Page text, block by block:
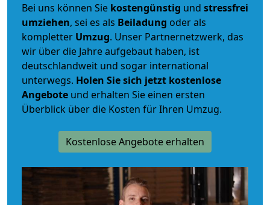
Bei uns können Sie kostengünstig und stressfrei
umziehen, sei es als Beiladung oder als
kompletter Umzug. Unser Partnernetzwerk, das
wir über die Jahre aufgebaut haben, ist
deutschlandweit und sogar international
unterwegs. Holen Sie sich jetzt kostenlose
Angebote und erhalten Sie einen ersten
Überblick über die Kosten für Ihren Umzug.
Kostenlose Angebote erhalten